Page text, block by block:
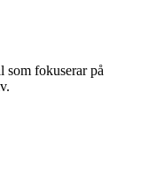
som fokuserar på